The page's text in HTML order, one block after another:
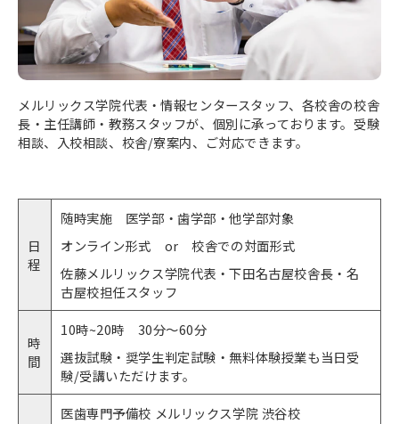
メルリックス学院代表・情報センタースタッフ、各校舎の校舎
長・主任講師・教務スタッフが、個別に承っております。受験
相談、入校相談、校舎/寮案内、ご対応できます。
日
程
随時実施 医学部・歯学部・他学部対象
オンライン形式 or 校舎での対面形式
佐藤メルリックス学院代表・下田名古屋校舎長・名
古屋校担任スタッフ
時
間
10時~20時 30分〜60分
選抜試験・奨学生判定試験・無料体験授業も当日受
験/受講いただけます。
医歯専門予備校 メルリックス学院 渋谷校